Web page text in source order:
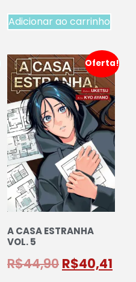
Adicionar ao carrinho
Oferta!
A CASA ESTRANHA
VOL. 5
R$44,90 R$40,41